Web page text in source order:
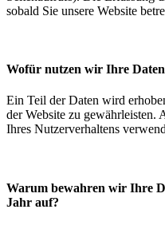
sobald Sie unsere Website
Wofür nutzen wir Ihre
Ein Teil der Daten wird
der Website zu gewährleisten.
Ihres Nutzerverhaltens
Warum bewahren wir Ihre
Jahr auf?